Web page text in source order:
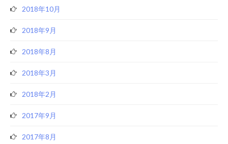
2018年10月
2018年9月
2018年8月
2018年3月
2018年2月
2017年9月
2017年8月